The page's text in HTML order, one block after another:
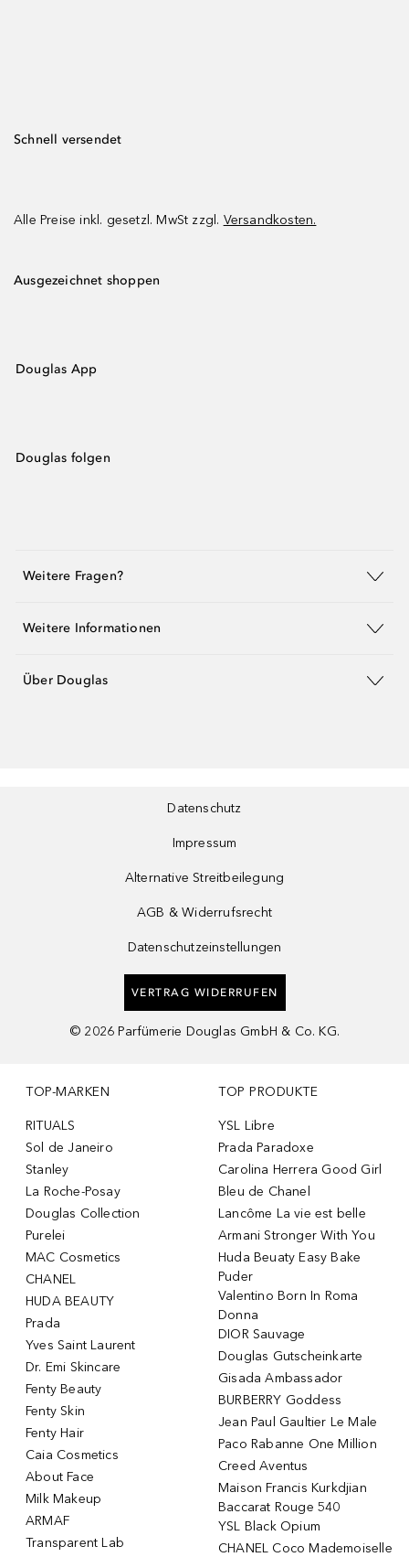
Schnell versendet
Alle Preise inkl. gesetzl. MwSt zzgl. Versandkosten.
Ausgezeichnet shoppen
Douglas App
Douglas folgen
Weitere Fragen?
Weitere Informationen
Über Douglas
Datenschutz
Impressum
Alternative Streitbeilegung
AGB & Widerrufsrecht
Datenschutzeinstellungen
VERTRAG WIDERRUFEN
© 2026 Parfümerie Douglas GmbH & Co. KG.
TOP-MARKEN
RITUALS
Sol de Janeiro
Stanley
La Roche-Posay
Douglas Collection
Purelei
MAC Cosmetics
CHANEL
HUDA BEAUTY
Prada
Yves Saint Laurent
Dr. Emi Skincare
Fenty Beauty
Fenty Skin
Fenty Hair
Caia Cosmetics
About Face
Milk Makeup
ARMAF
Transparent Lab
TOP PRODUKTE
YSL Libre
Prada Paradoxe
Carolina Herrera Good Girl
Bleu de Chanel
Lancôme La vie est belle
Armani Stronger With You
Huda Beuaty Easy Bake
Puder
Valentino Born In Roma
Donna
DIOR Sauvage
Douglas Gutscheinkarte
Gisada Ambassador
BURBERRY Goddess
Jean Paul Gaultier Le Male
Paco Rabanne One Million
Creed Aventus
Maison Francis Kurkdjian
Baccarat Rouge 540
YSL Black Opium
CHANEL Coco Mademoiselle